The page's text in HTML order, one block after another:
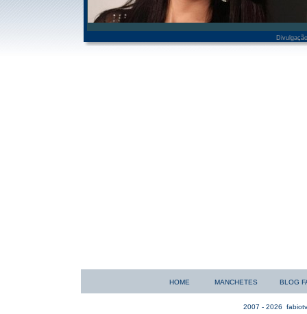
Divulgação
HOME MANCHETES BLOG
2007 - 2026